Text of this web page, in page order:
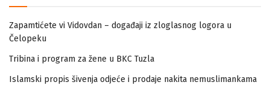
Zapamtićete vi Vidovdan – događaji iz zloglasnog logora u
Čelopeku
Tribina i program za žene u BKC Tuzla
Islamski propis šivenja odjeće i prodaje nakita nemuslimankama